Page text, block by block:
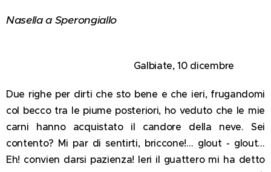
Nasella a Sperongiallo
Galbiate, 10 dicembre
Due righe per dirti che sto bene e che ieri, frugandomi
col becco tra le piume posteriori, ho veduto che le mie
carni hanno acquistato il candore della neve. Sei
contento? Mi par di sentirti, briccone!… glout - glout…
Eh! convien darsi pazienza! Ieri il guattero mi ha detto